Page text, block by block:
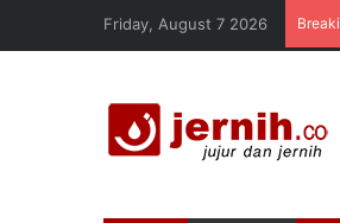
Friday, August 7 2026